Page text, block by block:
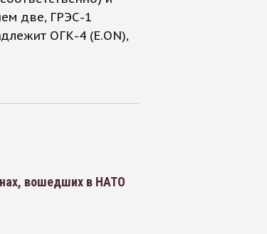
две, ГРЭС-1
ОГК-4 (E.ON),
вошедших в НАТО